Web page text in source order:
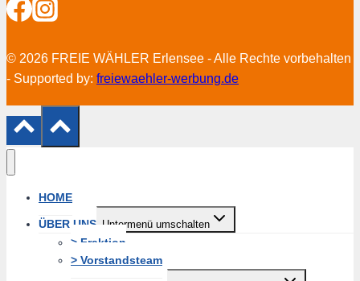
© 2026 FREIE WÄHLER Erlensee - Alle Rechte vorbehalten
- Supported by: freiewaehler-werbung.de
HOME
ÜBER UNS Untermenü umschalten
> Fraktion
> Vorstandsteam